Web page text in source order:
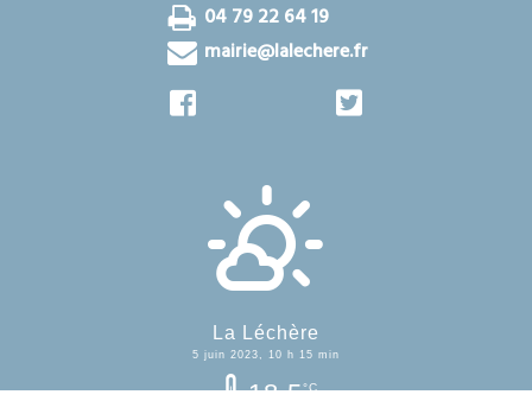
04 79 22 64 19
mairie@lalechere.fr
La Léchère
5 juin 2023, 10 h 15 min
18.5°C